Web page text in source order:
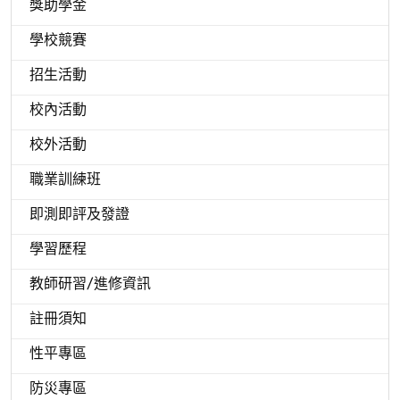
獎助學金
學校競賽
招生活動
校內活動
校外活動
職業訓練班
即測即評及發證
學習歷程
教師研習/進修資訊
註冊須知
性平專區
防災專區